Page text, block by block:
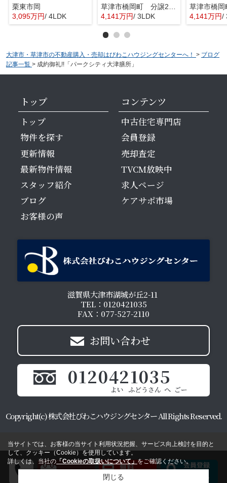
栗東市岡
3,095万円/ 4LDK
4,141万円/ 3LDK 4,141万円/
大津市・草津市の不動産購入・売却はびわこハウジングセンターへ！ > ブログ
記事一覧 > 成約御礼!!「パークシティ大津膳所」
トップ
トップ
物件を探す
更新情報
最新物件情報
スタッフ紹介
ブログ
お客様の声
コンテンツ
中古住宅専門店
会員登録
売却査定
TVCM放映中
求人ページ
ケアサポ市場
滋賀県大津市湖城が丘2-11
TEL：0120421035
FAX：077-527-2110
お問い合わせ
0120421035
Copyright(c) 株式会社びわこハウジングセンター All Rights Reserved.
当サイトでは、お客様の当サイト利用状況把握、サービス向上検討を目的と
して、クッキー（Cookie）を使用しています。
詳しくは、当社の 「Cookieの取扱いについて」 をご確認ください。
閉じる